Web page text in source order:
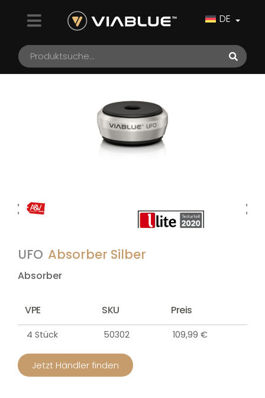
DE
UFO Absorber Silber
Absorber
VPE SKU Preis
4 Stück 50302 109,99 €
Jetzt Händler finden